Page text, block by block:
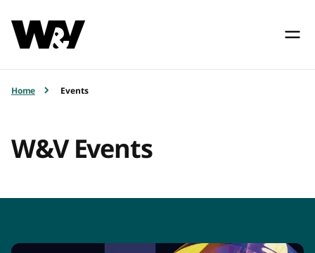
Home Events
W&V Events